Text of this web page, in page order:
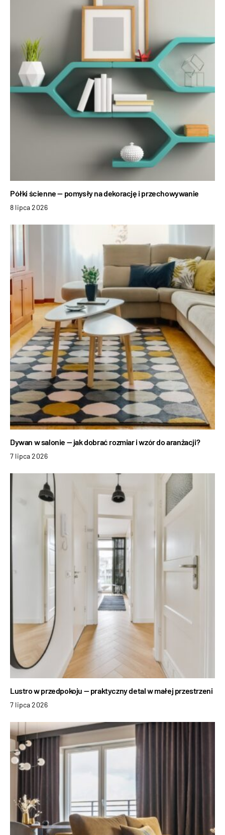
Półki ścienne — pomysły na dekorację i przechowywanie
8 lipca 2026
Dywan w salonie — jak dobrać rozmiar i wzór do aranżacji?
7 lipca 2026
Lustro w przedpokoju — praktyczny detal w małej przestrzeni
7 lipca 2026